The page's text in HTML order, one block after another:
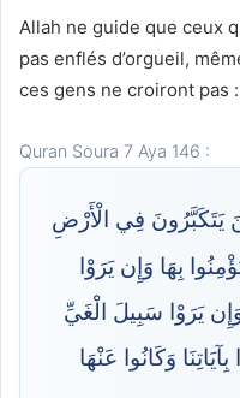
Allah ne guide que ceux
pas enflés d’orgueil,
ces gens ne croiront pas :
Quran Soura 7 Aya 146 :
يَتَكَبَّرُونَ فِي الْأَرْضِ
بِهَا وَإِن يَرَوْا
يَرَوْا سَبِيلَ الْغَيِّ
وَكَانُوا عَنْهَا